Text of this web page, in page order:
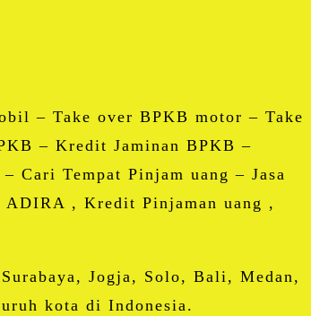
– Take over BPKB motor – Take
– Kredit Jaminan BPKB –
Cari Tempat Pinjam uang – Jasa
, Kredit Pinjaman uang ,
Jogja, Solo, Bali, Medan,
kota di Indonesia.